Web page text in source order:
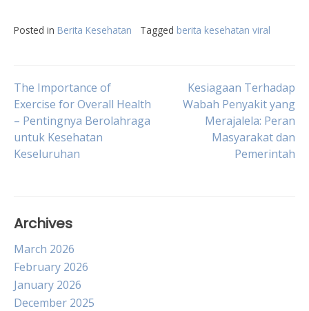
Posted in Berita Kesehatan Tagged berita kesehatan viral
Post
navigation
The Importance of
Exercise for Overall Health
– Pentingnya Berolahraga
untuk Kesehatan
Keseluruhan
Kesiagaan Terhadap
Wabah Penyakit yang
Merajalela: Peran
Masyarakat dan
Pemerintah
Archives
March 2026
February 2026
January 2026
December 2025